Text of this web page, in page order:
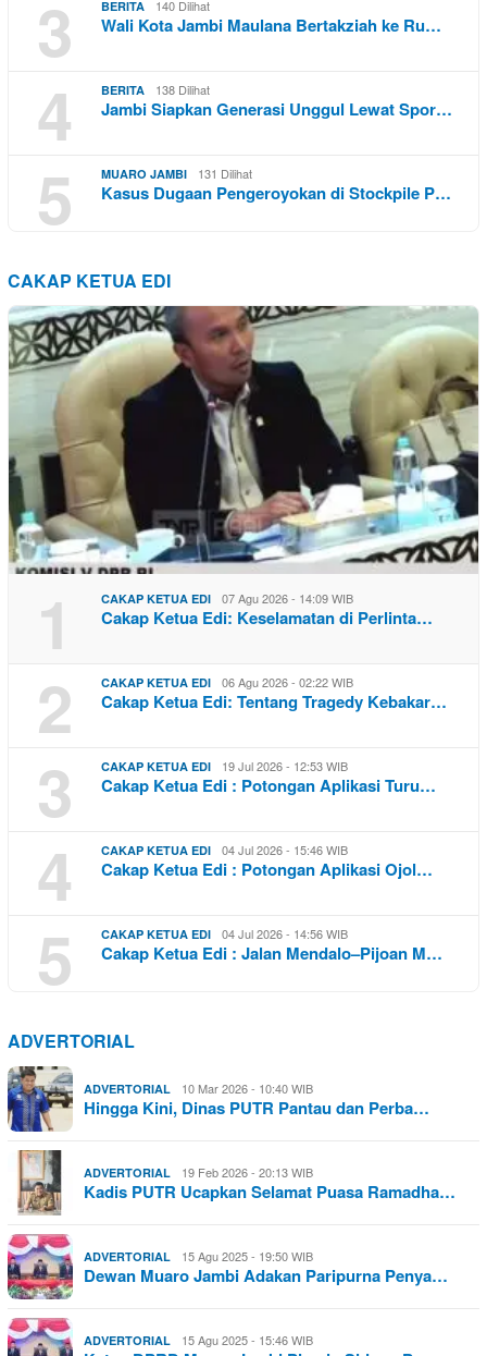
3 BERITA 140 Dilihat
Wali Kota Jambi Maulana Bertakziah ke Ru…
4 BERITA 138 Dilihat
Jambi Siapkan Generasi Unggul Lewat Spor…
5 MUARO JAMBI 131 Dilihat
Kasus Dugaan Pengeroyokan di Stockpile P…
CAKAP KETUA EDI
1 CAKAP KETUA EDI 07 Agu 2026 - 14:09 WIB
Cakap Ketua Edi: Keselamatan di Perlinta…
2 CAKAP KETUA EDI 06 Agu 2026 - 02:22 WIB
Cakap Ketua Edi: Tentang Tragedy Kebakar…
3 CAKAP KETUA EDI 19 Jul 2026 - 12:53 WIB
Cakap Ketua Edi : Potongan Aplikasi Turu…
4 CAKAP KETUA EDI 04 Jul 2026 - 15:46 WIB
Cakap Ketua Edi : Potongan Aplikasi Ojol…
5 CAKAP KETUA EDI 04 Jul 2026 - 14:56 WIB
Cakap Ketua Edi : Jalan Mendalo–Pijoan M…
ADVERTORIAL
ADVERTORIAL 10 Mar 2026 - 10:40 WIB
Hingga Kini, Dinas PUTR Pantau dan Perba…
ADVERTORIAL 19 Feb 2026 - 20:13 WIB
Kadis PUTR Ucapkan Selamat Puasa Ramadha…
ADVERTORIAL 15 Agu 2025 - 19:50 WIB
Dewan Muaro Jambi Adakan Paripurna Penya…
ADVERTORIAL 15 Agu 2025 - 15:46 WIB